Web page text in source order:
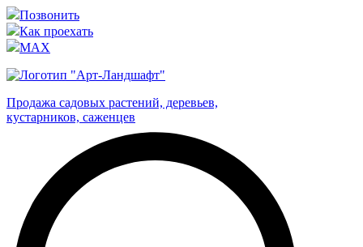
Позвонить
Как проехать
MAX
Продажа садовых растений, деревьев,
кустарников, саженцев